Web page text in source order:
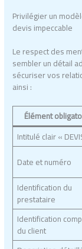
Privilégier un
devis impeccable
Le respect des
sembler un détail
sécuriser vos
ainsi :
Élément
Intitulé clair «
Date et numéro
Identification du
prestataire
Identification
du client